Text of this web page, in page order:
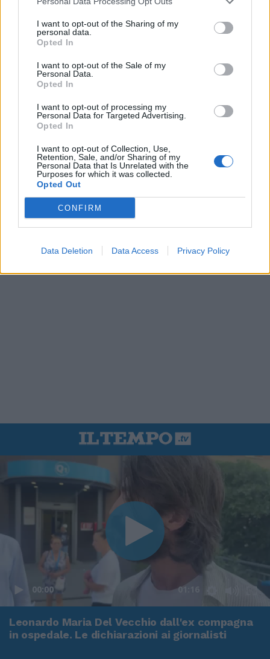
I want to opt-out of the Sharing of my
personal data.
Opted In
I want to opt-out of the Sale of my
Personal Data.
Opted In
I want to opt-out of processing my
Personal Data for Targeted Advertising.
Opted In
I want to opt-out of Collection, Use,
Retention, Sale, and/or Sharing of my
Personal Data that Is Unrelated with the
Purposes for which it was collected.
Opted Out
CONFIRM
Data Deletion Data Access Privacy Policy
00:00 01:16
Leonardo Maria Del Vecchio dall'ex compagna
in ospedale. Le dichiarazioni ai giornalisti